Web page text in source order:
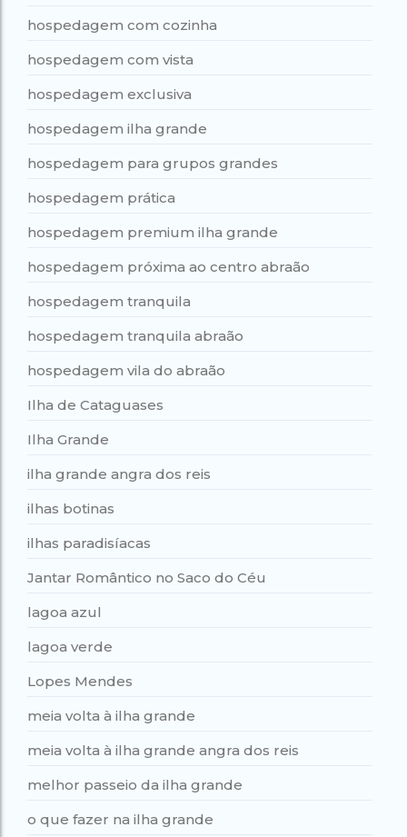
hospedagem com cozinha
hospedagem com vista
hospedagem exclusiva
hospedagem ilha grande
hospedagem para grupos grandes
hospedagem prática
hospedagem premium ilha grande
hospedagem próxima ao centro abraão
hospedagem tranquila
hospedagem tranquila abraão
hospedagem vila do abraão
Ilha de Cataguases
Ilha Grande
ilha grande angra dos reis
ilhas botinas
ilhas paradisíacas
Jantar Romântico no Saco do Céu
lagoa azul
lagoa verde
Lopes Mendes
meia volta à ilha grande
meia volta à ilha grande angra dos reis
melhor passeio da ilha grande
o que fazer na ilha grande